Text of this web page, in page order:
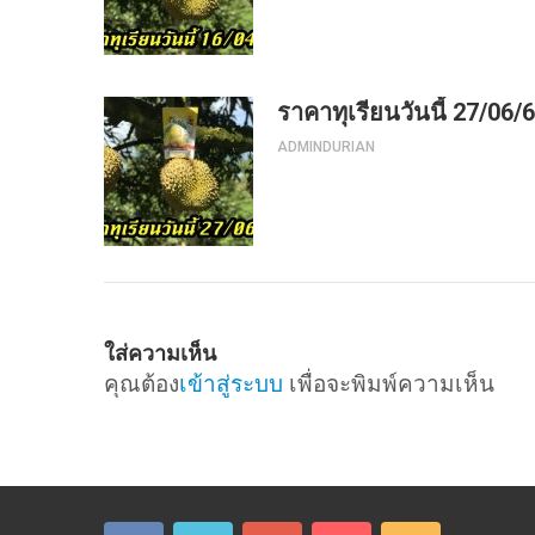
ราคาทุเรียนวันนี้ 27/06/
ADMINDURIAN
ใส่ความเห็น
คุณต้องเข้าสู่ระบบ เพื่อจะพิมพ์ความเห็น